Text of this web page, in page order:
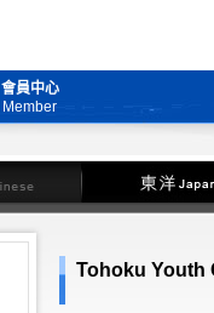
會員中心
Member
東洋
Tohoku Youth